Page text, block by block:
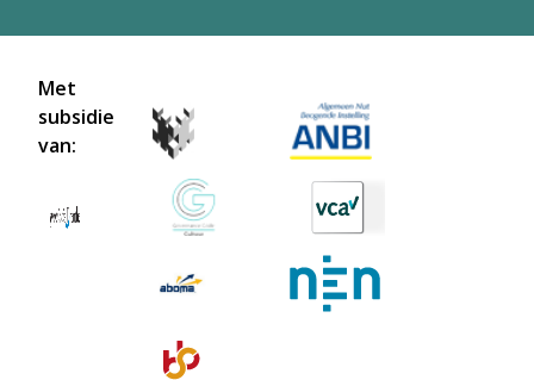
Met
subsidie
van: